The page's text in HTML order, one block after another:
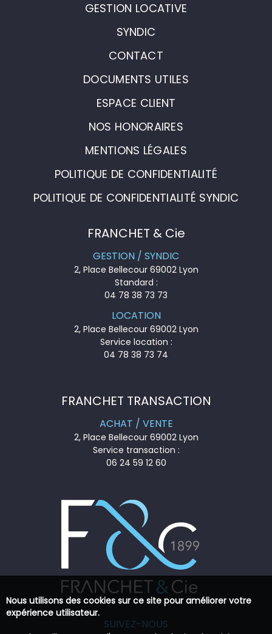
GESTION LOCATIVE
SYNDIC
CONTACT
DOCUMENTS UTILES
ESPACE CLIENT
NOS HONORAIRES
MENTIONS LÉGALES
POLITIQUE DE CONFIDENTIALITÉ
POLITIQUE DE CONFIDENTIALITÉ SYNDIC
FRANCHET & Cie
GESTION / SYNDIC
2, Place Bellecour 69002 Lyon
Standard :
04 78 38 73 73
LOCATION
2, Place Bellecour 69002 Lyon
Service location :
04 78 38 73 74
FRANCHET TRANSACTION
ACHAT / VENTE
2, Place Bellecour 69002 Lyon
Service transaction :
06 24 59 12 60
SUIVEZ-NOUS
Nous utilisons des cookies sur ce site pour améliorer votre
expérience utilisateur.